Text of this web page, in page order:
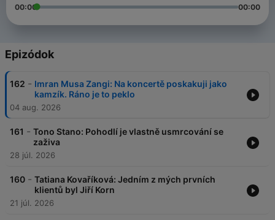
00:00 00:00
Epizódok
162 - Imran Musa Zangi: Na koncertě poskakuji jako
kamzík. Ráno je to peklo
04 aug. 2026
161 - Tono Stano: Pohodlí je vlastně usmrcování se
zaživa
28 júl. 2026
160 - Tatiana Kovaříková: Jedním z mých prvních
klientů byl Jiří Korn
21 júl. 2026